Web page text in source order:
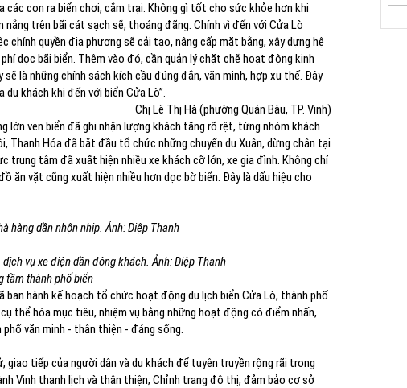
các con ra biển chơi, cắm trại. Không gì tốt cho sức khỏe hơn khi
trên bãi cát sạch sẽ, thoáng đãng. Chính vì đến với Cửa Lò
quyền địa phương sẽ cải tạo, nâng cấp mặt bằng, xây dựng hệ
dọc bãi biển. Thêm vào đó, cần quản lý chặt chẽ hoạt động kinh
là những chính sách kích cầu đúng đắn, văn minh, hợp xu thế. Đây
khách khi đến với biển Cửa Lò”.
Chị Lê Thị Hà (phường Quán Bàu, TP. Vinh)
lớn ven biển đã ghi nhận lượng khách tăng rõ rệt, từng nhóm khách
Thanh Hóa đã bắt đầu tổ chức những chuyến du Xuân, dừng chân tại
trung tâm đã xuất hiện nhiều xe khách cỡ lớn, xe gia đình. Không chỉ
ăn vặt cũng xuất hiện nhiều hơn dọc bờ biển. Đây là dấu hiệu cho
hàng dần nhộn nhịp. Ảnh: Diệp Thanh
vụ xe điện dần đông khách. Ảnh: Diệp Thanh
tầm thành phố biển
ban hành kế hoạch tổ chức hoạt động du lịch biển Cửa Lò, thành phố
thể hóa mục tiêu, nhiệm vụ bằng những hoạt động có điểm nhấn,
phố văn minh - thân thiện - đáng sống.
giao tiếp của người dân và du khách để tuyên truyền rộng rãi trong
Vinh thanh lịch và thân thiện; Chỉnh trang đô thị, đảm bảo cơ sở